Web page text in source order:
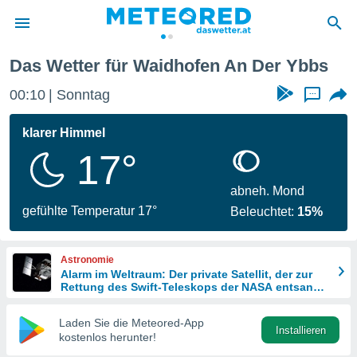
wurde
dass
sind.
diese
Das Wetter für Waidhofen An Der Ybbs
00:10 Sonntag ...
klarer Himmel
17°
gefühlte Temperatur 17°
abneh. Mond
Beleuchtet: 15%
Astronomie
Alarm im Weltraum: Der private Satellit, der zur
Rettung des Swift-Teleskops der NASA entsandt
Laden Sie die Meteored-App
kostenlos herunter!
Installieren